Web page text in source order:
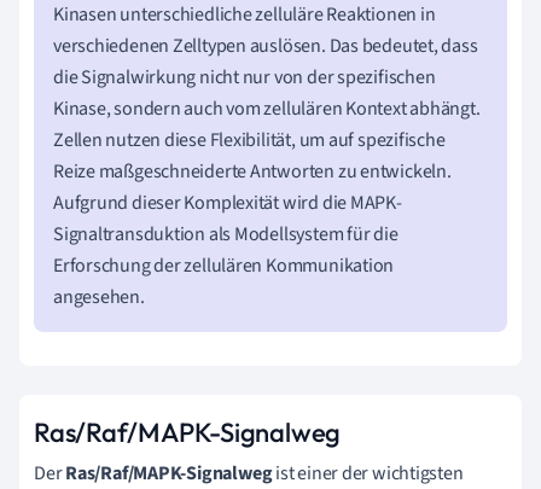
Kinasen unterschiedliche zelluläre Reaktionen in
verschiedenen Zelltypen auslösen. Das bedeutet, dass
die Signalwirkung nicht nur von der spezifischen
Kinase, sondern auch vom zellulären Kontext abhängt.
Zellen nutzen diese Flexibilität, um auf spezifische
Reize maßgeschneiderte Antworten zu entwickeln.
Aufgrund dieser Komplexität wird die MAPK-
Signaltransduktion als Modellsystem für die
Erforschung der zellulären Kommunikation
angesehen.
Ras/Raf/MAPK-Signalweg
DerRas/Raf/MAPK-Signalwegist einer der wichtigsten